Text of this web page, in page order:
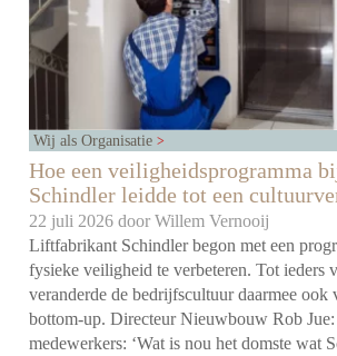
Wij als Organisatie
Hoe een veiligheidsprogramma
Schindler leidde tot een
22 juli 2026 doorWillem Vernooij
Liftfabrikant Schindler begon met een
fysieke veiligheid te verbeteren. Tot ieders
veranderde de bedrijfscultuur daarmee ook
bottom-up. Directeur Nieuwbouw Rob Jue:
medewerkers: ‘Wat is nou het domste wat